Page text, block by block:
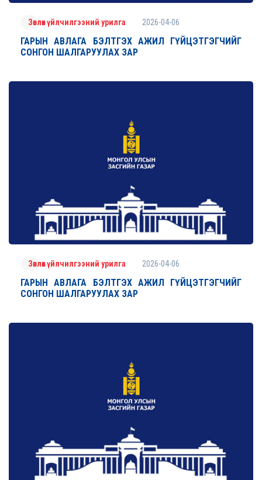
Зөвлөх үйлчилгээний урилга 2026-04-06
ГАРЫН АВЛАГА БЭЛТГЭХ АЖИЛ ГҮЙЦЭТГЭГЧИЙГ
СОНГОН ШАЛГАРУУЛАХ ЗАР
Зөвлөх үйлчилгээний урилга 2026-04-06
ГАРЫН АВЛАГА БЭЛТГЭХ АЖИЛ ГҮЙЦЭТГЭГЧИЙГ
СОНГОН ШАЛГАРУУЛАХ ЗАР